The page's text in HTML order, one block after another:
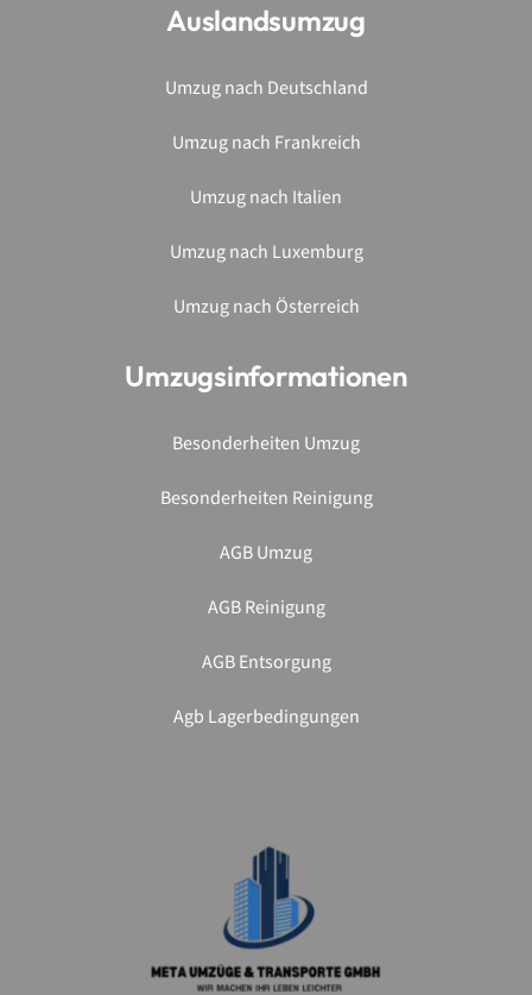
Auslandsumzug
Umzug nach Deutschland
Umzug nach Frankreich
Umzug nach Italien
Umzug nach Luxemburg
Umzug nach Österreich
Umzugsinformationen
Besonderheiten Umzug
Besonderheiten Reinigung
AGB Umzug
AGB Reinigung
AGB Entsorgung
Agb Lagerbedingungen